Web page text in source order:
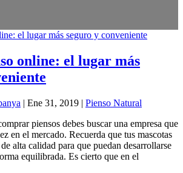
online: el lugar más
| Ene 31, 2019 | Pienso Natural
piensos debes buscar una empresa que
en el mercado. Recuerda que tus mascotas
alta calidad para que puedan desarrollarse
equilibrada. Es cierto que en el